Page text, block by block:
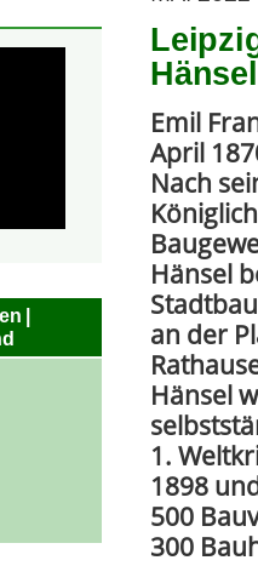
Hänsel
Emil
April
Nach
Hänsel
an der
Hänsel
1.
1898
500
300
|